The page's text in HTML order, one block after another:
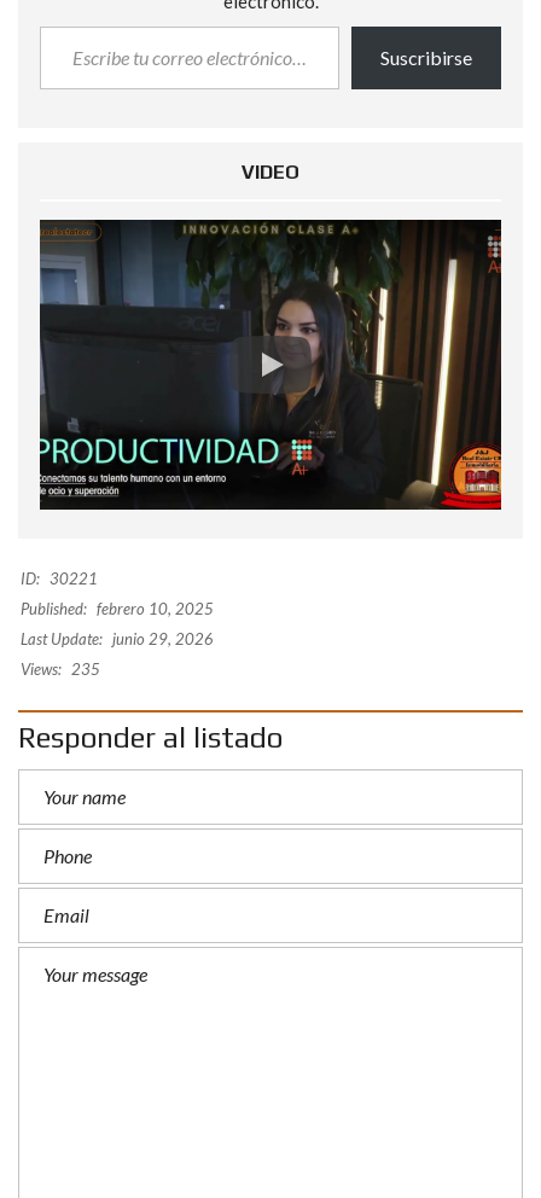
Suscribirse
VIDEO
ID: 30221
Published: febrero 10, 2025
Last Update: junio 29, 2026
Views: 235
Responder al listado